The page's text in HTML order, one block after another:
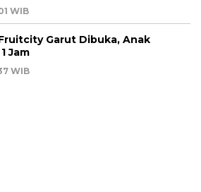
WIB
Garut Dibuka, Anak
Jam
WIB